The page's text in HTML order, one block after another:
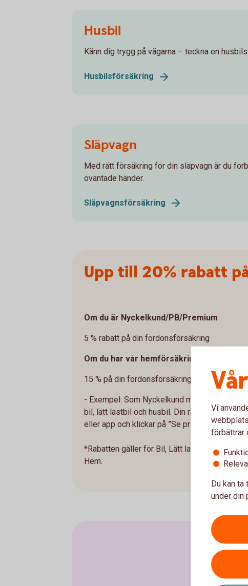
Husbil
Känn dig trygg på vägarna – teckna en
Husbilsförsäkring
Släpvagn
Med rätt försäkring för din släpvagn är du
oväntade händer.
Släpvagnsförsäkring
Upp till 20% rabatt
Om du är Nyckelkund/PB/Premium
5 % rabatt på din fordonsförsäkring
Om du har vår hemförsäkring*
15 % på din fordonsförsäkring
- Exempel: Som Nyckelkund med
bil, lätt lastbil och husbil. Din rabatt och ditt
eller app och klickar på ”Se pris”.
*Rabatten gäller för Bil, Lätt lastbil och Husbil
Hem.
Vi
förbättrar
Du kan
under din